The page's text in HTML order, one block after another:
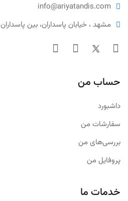
info@ariyatandis.com
مشهد ، خیابان پاسداران، بین پاسداران ۴ و ۶، ساختمان ۸۸
حساب من
داشبورد
سفارشات من
بررسی‌های من
پروفایل من
خدمات ما